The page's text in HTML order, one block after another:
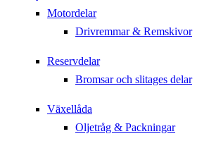
Motordelar
Drivremmar & Remskivor
Reservdelar
Bromsar och slitages delar
Växellåda
Oljetråg & Packningar